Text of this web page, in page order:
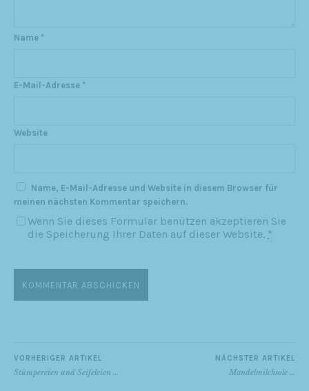
Name *
E-Mail-Adresse *
Website
Name, E-Mail-Adresse und Website in diesem Browser für
meinen nächsten Kommentar speichern.
Wenn Sie dieses Formular benützen akzeptieren Sie
die Speicherung Ihrer Daten auf dieser Website. *
VORHERIGER ARTIKEL
Stümpereien und Seifeleien …
NÄCHSTER ARTIKEL
Mandelmilchsole …